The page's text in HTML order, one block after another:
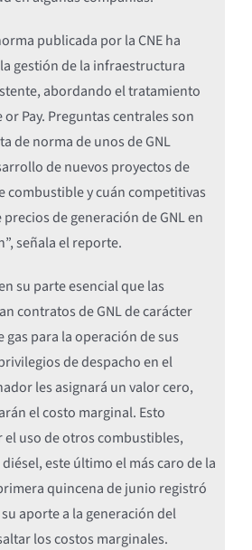
publicada por la CNE ha
gestión de la infraestructura
abordando el tratamiento
Pay. Preguntas centrales son
de norma de unos de GNL
de nuevos proyectos de
combustible y cuán competitivas
de generación de GNL en
señala el reporte.
su parte esencial que las
contratos de GNL de carácter
gas para la operación de sus
de despacho en el
les asignará un valor cero,
el costo marginal. Esto
uso de otros combustibles,
este último el más caro de la
quincena de junio registró
aporte a la generación del
los costos marginales.